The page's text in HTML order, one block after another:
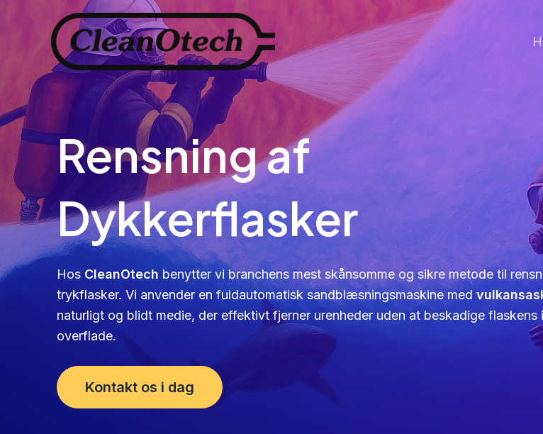
content
Rensning af
Dykkerflasker
Hos CleanOtech benytter vi branchens mest skånsomme og sikre metode til
trykflasker. Vi anvender en fuldautomatisk sandblæsningsmaskine med
naturligt og blidt medie, der effektivt fjerner urenheder uden at beskadige flaskens
overflade.
Kontakt os i dag